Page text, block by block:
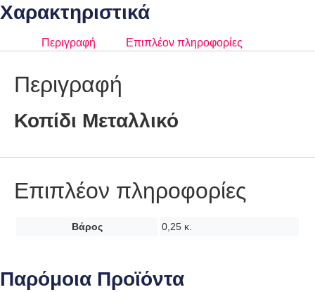
Χαρακτηριστικά
Περιγραφή Επιπλέον πληροφορίες
Περιγραφή
Κοπίδι Μεταλλικό
Επιπλέον πληροφορίες
Βάρος 0,25 κ.
Παρόμοια Προϊόντα